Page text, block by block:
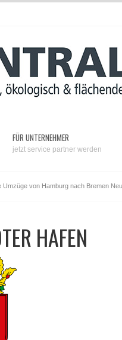
FÜR UNTERNEHMER
jetzt service partner werden
Umzüge von Hamburg nach Bremen
HAFEN